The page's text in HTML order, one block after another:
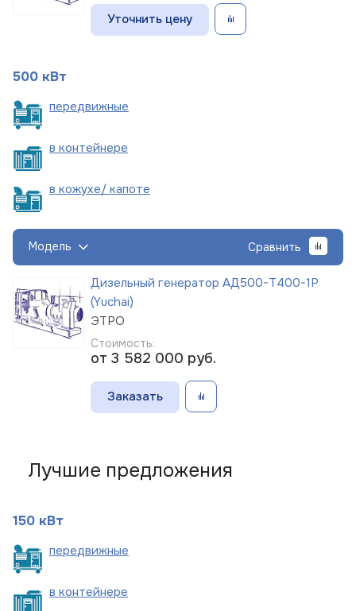
Уточнить цену
500 кВт
передвижные
в контейнере
в кожухе/ капоте
Модель Сравнить
Дизельный генератор АД500-Т400-1Р
(Yuchai)
ЭТРО
Стоимость:
от 3 582 000 руб.
Заказать
Лучшие предложения
150 кВт
передвижные
в контейнере